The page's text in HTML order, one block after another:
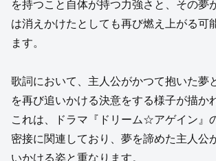
を持つこと自体が持つ力強さと、その夢
は消えかけたとしても再び燃え上がる可
ます。
歌詞において、主人公がかつて抱いた夢
を再び追いかける決意をする様子が描か
これは、ドラマ『ドリーム☆アゲイン』
密接に関連しており、夢を諦めた主人公
いかける姿と重なります。